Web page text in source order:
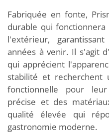
Fabriquée en fonte,
durable qui
l'extérieur,
années à venir. Il s'agit
qui apprécient
stabilité et recherchent
fonctionnelle pour
précise et des
qualité élevée qui
gastronomie moderne.